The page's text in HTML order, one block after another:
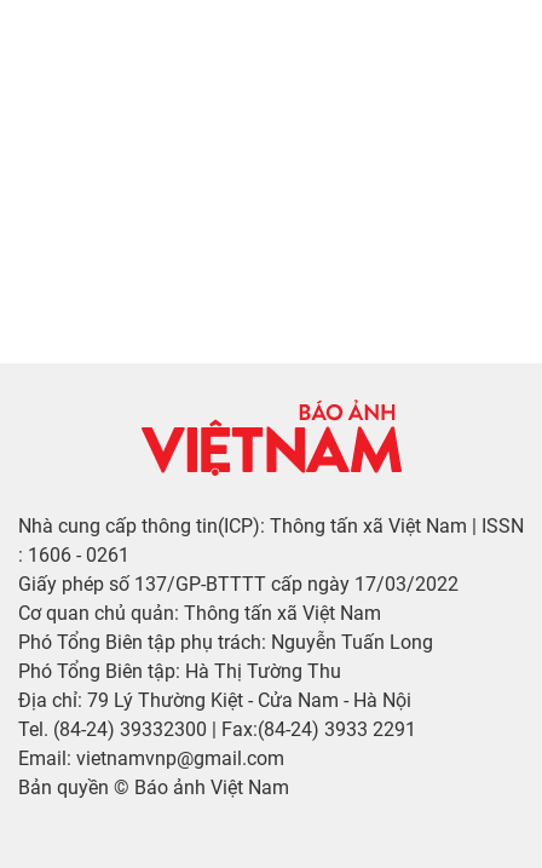
Nhà cung cấp thông tin(ICP): Thông tấn xã Việt Nam | ISSN
: 1606 - 0261
Giấy phép số 137/GP-BTTTT cấp ngày 17/03/2022
Cơ quan chủ quản: Thông tấn xã Việt Nam
Phó Tổng Biên tập phụ trách: Nguyễn Tuấn Long
Phó Tổng Biên tập: Hà Thị Tường Thu
Địa chỉ: 79 Lý Thường Kiệt - Cửa Nam - Hà Nội
Tel. (84-24) 39332300 | Fax:(84-24) 3933 2291
Email: vietnamvnp@gmail.com
Bản quyền © Báo ảnh Việt Nam